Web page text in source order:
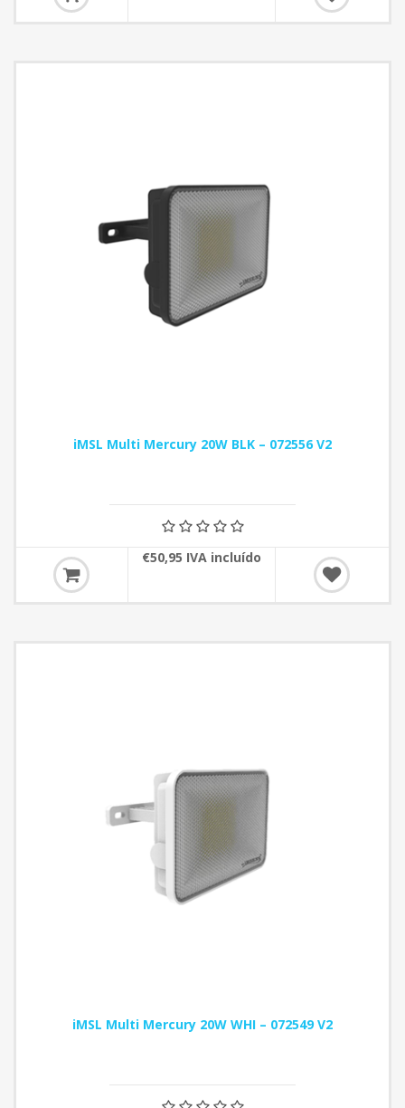
iMSL Multi Mercury 20W BLK – 072556 V2
€50,95 IVA incluído
iMSL Multi Mercury 20W WHI – 072549 V2